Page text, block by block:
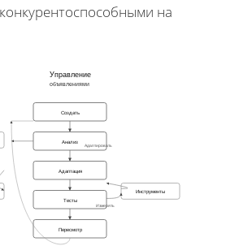
на
Управление
объявлениями
Создать
Анализ
Адаптация
Тесты
Инструменты
Пересмотр
Адаптировать
Измерять